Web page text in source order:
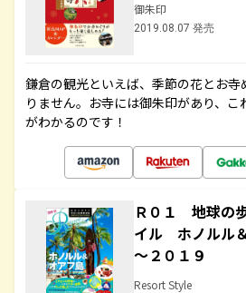
御朱印
2019.08.07 発売
鎌倉の観光といえば、季節の花とお
りません。お寺には御朱印があり、
がわかるのです！
Ｒ０１ 地球の
イル ホノルル
～２０１９
Resort Style